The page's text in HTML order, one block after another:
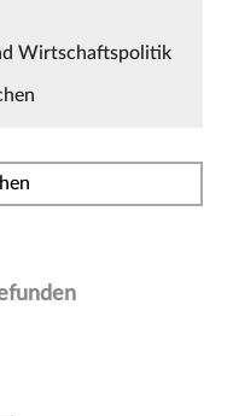
Wirtschaftspolitik